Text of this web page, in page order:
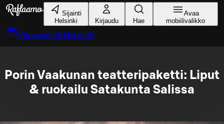
Siirry pääsisältöön
Sijainti
Helsinki
Kirjaudu Hae
Avaa
mobiilivalikko
Varaa pöytä Helsinki
Porin Vaakunan teatteripaketti: Liput
& ruokailu Satakunta Salissa